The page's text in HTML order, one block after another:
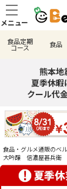
食品定期
コース 食品
熊本
夏季休
クール代
食品・グルメ通販のベ
大吟醸 信濃屋甚兵衛